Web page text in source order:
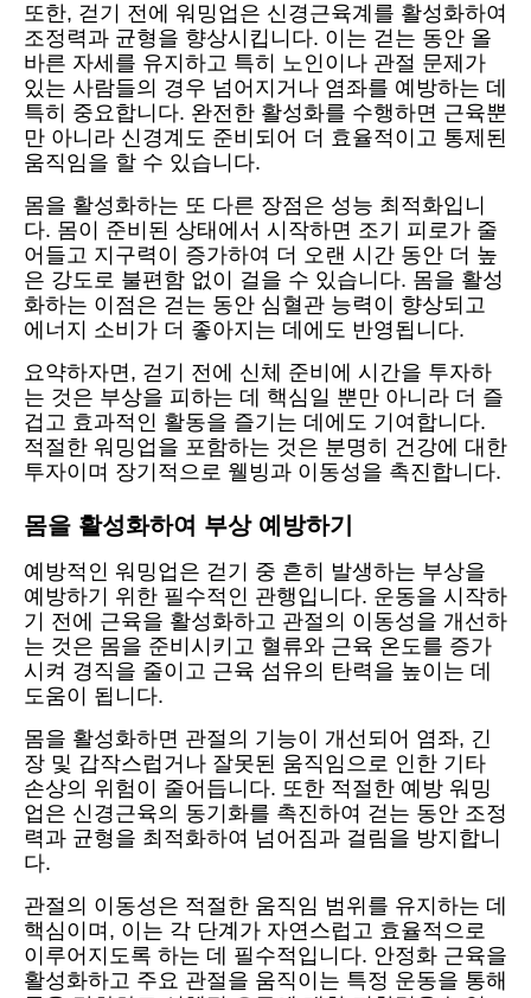
또한, 걷기 전에 워밍업은 신경근육계를 활성화하여
조정력과 균형을 향상시킵니다. 이는 걷는 동안 올
바른 자세를 유지하고 특히 노인이나 관절 문제가
있는 사람들의 경우 넘어지거나 염좌를 예방하는 데
특히 중요합니다. 완전한 활성화를 수행하면 근육뿐
만 아니라 신경계도 준비되어 더 효율적이고 통제된
움직임을 할 수 있습니다.
몸을 활성화하는 또 다른 장점은 성능 최적화입니
다. 몸이 준비된 상태에서 시작하면 조기 피로가 줄
어들고 지구력이 증가하여 더 오랜 시간 동안 더 높
은 강도로 불편함 없이 걸을 수 있습니다. 몸을 활성
화하는 이점은 걷는 동안 심혈관 능력이 향상되고
에너지 소비가 더 좋아지는 데에도 반영됩니다.
요약하자면, 걷기 전에 신체 준비에 시간을 투자하
는 것은 부상을 피하는 데 핵심일 뿐만 아니라 더 즐
겁고 효과적인 활동을 즐기는 데에도 기여합니다.
적절한 워밍업을 포함하는 것은 분명히 건강에 대한
투자이며 장기적으로 웰빙과 이동성을 촉진합니다.
몸을 활성화하여 부상 예방하기
예방적인 워밍업은 걷기 중 흔히 발생하는 부상을
예방하기 위한 필수적인 관행입니다. 운동을 시작하
기 전에 근육을 활성화하고 관절의 이동성을 개선하
는 것은 몸을 준비시키고 혈류와 근육 온도를 증가
시켜 경직을 줄이고 근육 섬유의 탄력을 높이는 데
도움이 됩니다.
몸을 활성화하면 관절의 기능이 개선되어 염좌, 긴
장 및 갑작스럽거나 잘못된 움직임으로 인한 기타
손상의 위험이 줄어듭니다. 또한 적절한 예방 워밍
업은 신경근육의 동기화를 촉진하여 걷는 동안 조정
력과 균형을 최적화하여 넘어짐과 걸림을 방지합니
다.
관절의 이동성은 적절한 움직임 범위를 유지하는 데
핵심이며, 이는 각 단계가 자연스럽고 효율적으로
이루어지도록 하는 데 필수적입니다. 안정화 근육을
활성화하고 주요 관절을 움직이는 특정 운동을 통해